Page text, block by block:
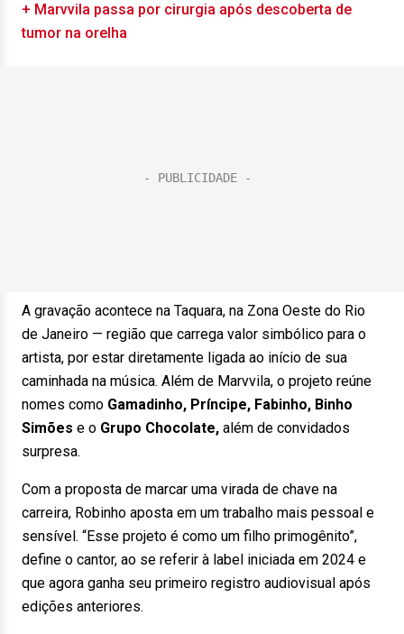
+ Marvvila passa por cirurgia após descoberta de
tumor na orelha
A gravação acontece na Taquara, na Zona Oeste do Rio
de Janeiro — região que carrega valor simbólico para o
artista, por estar diretamente ligada ao início de sua
caminhada na música. Além de Marvvila, o projeto reúne
nomes como Gamadinho, Príncipe, Fabinho, Binho
Simões e o Grupo Chocolate, além de convidados
surpresa.
Com a proposta de marcar uma virada de chave na
carreira, Robinho aposta em um trabalho mais pessoal e
sensível. “Esse projeto é como um filho primogênito”,
define o cantor, ao se referir à label iniciada em 2024 e
que agora ganha seu primeiro registro audiovisual após
edições anteriores.